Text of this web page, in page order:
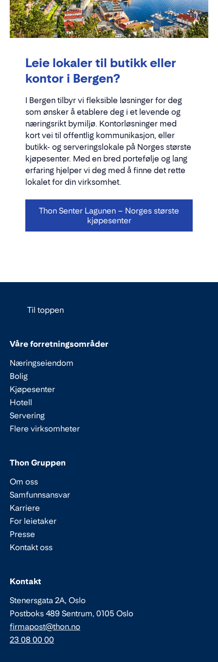
Leie lokaler til butikk eller
kontor i Bergen?
I Bergen tilbyr vi fleksible løsninger for deg
som ønsker å etablere deg i et levende og
næringsrikt bymiljø. Kontorløsninger med
kort vei til offentlig kommunikasjon, eller
butikk- og serveringslokale på Norges største
kjøpesenter. Med en bred portefølje og lang
erfaring hjelper vi deg med å finne det rette
lokalet for din virksomhet.
Thon Senter Lagunen – Norges største
kjøpesenter
Til toppen
Våre forretningsområder
Næringseiendom
Bolig
Kjøpesenter
Hotell
Servering
Flere virksomheter
Thon Gruppen
Om oss
Samfunnsansvar
Karriere
For leietaker
Presse
Kontakt oss
Kontakt
Stenersgata 2A, Oslo
Postboks 489 Sentrum, 0105 Oslo
Epost:
firmapost@thon.no
Telefon:
23 08 00 00